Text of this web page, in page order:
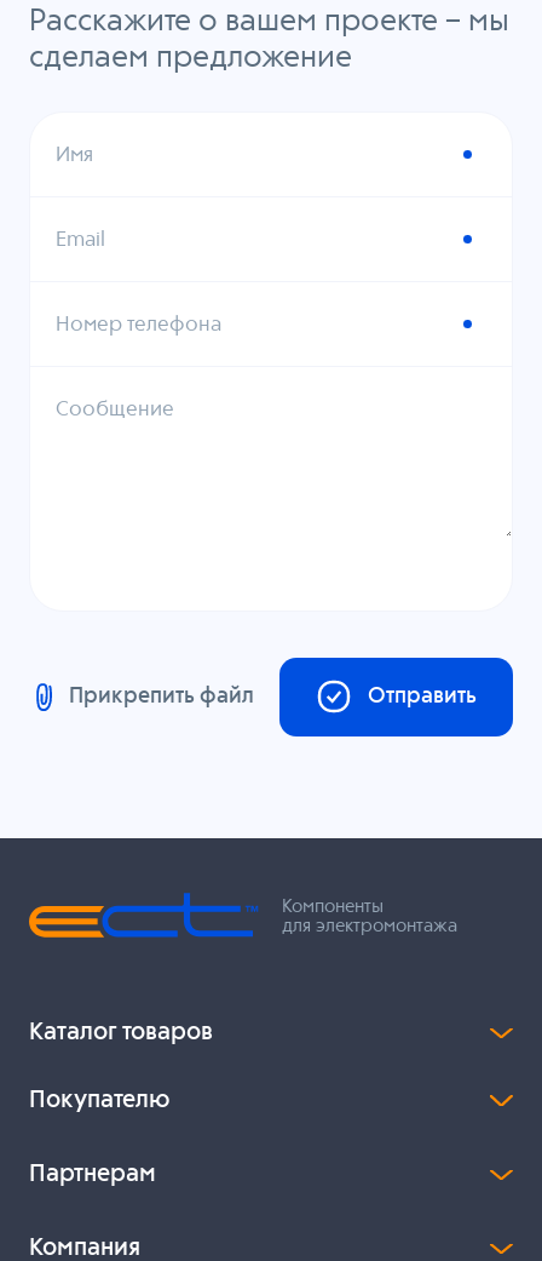
Расскажите о вашем проекте – мы
сделаем предложение
Имя
Email
Номер телефона
Сообщение
Прикрепить файл Отправить
Компоненты
для электромонтажа
Каталог товаров
Покупателю
Партнерам
Компания